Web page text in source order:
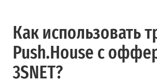
Как использовать
Push.House с
3SNET?